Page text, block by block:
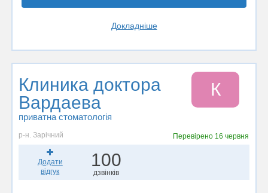
Докладніше
Клиника доктора
Вардаева
приватна стоматологія
К
р-н. Зарічний Перевірено 16 червня
Додати
відгук
100
дзвінків